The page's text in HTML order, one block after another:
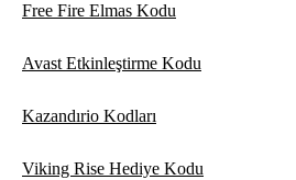
Free Fire Elmas Kodu
Avast Etkinleştirme Kodu
Kazandırio Kodları
Viking Rise Hediye Kodu